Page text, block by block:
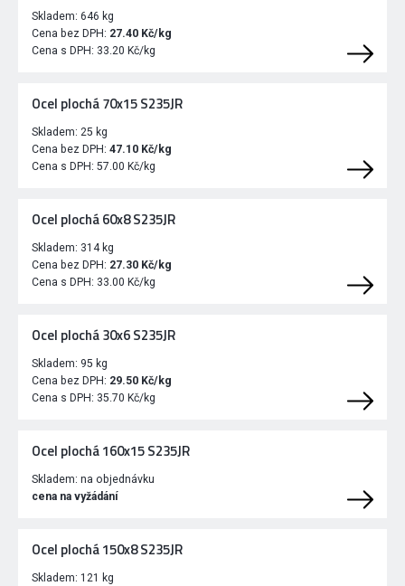
Skladem: 646 kg
Cena bez DPH: 27.40 Kč/kg
Cena s DPH: 33.20 Kč/kg
Ocel plochá 70x15 S235JR
Skladem: 25 kg
Cena bez DPH: 47.10 Kč/kg
Cena s DPH: 57.00 Kč/kg
Ocel plochá 60x8 S235JR
Skladem: 314 kg
Cena bez DPH: 27.30 Kč/kg
Cena s DPH: 33.00 Kč/kg
Ocel plochá 30x6 S235JR
Skladem: 95 kg
Cena bez DPH: 29.50 Kč/kg
Cena s DPH: 35.70 Kč/kg
Ocel plochá 160x15 S235JR
Skladem: na objednávku
cena na vyžádání
Ocel plochá 150x8 S235JR
Skladem: 121 kg